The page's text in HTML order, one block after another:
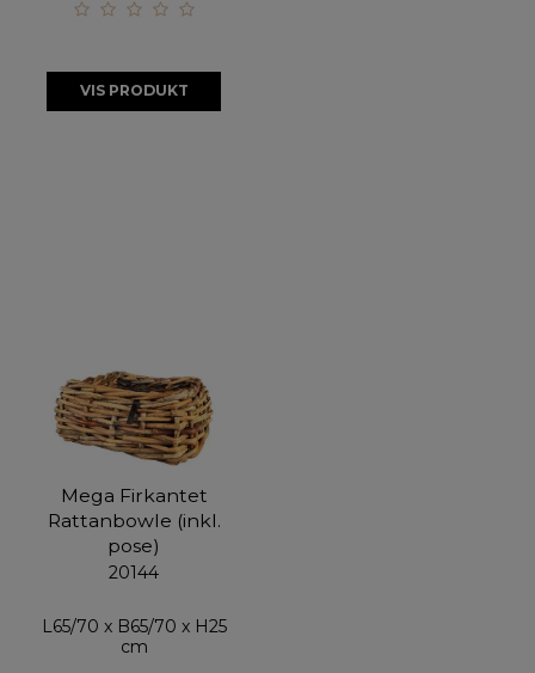
VIS PRODUKT
Mega Firkantet
Rattanbowle (inkl.
pose)
20144
L65/70 x B65/70 x H25
cm